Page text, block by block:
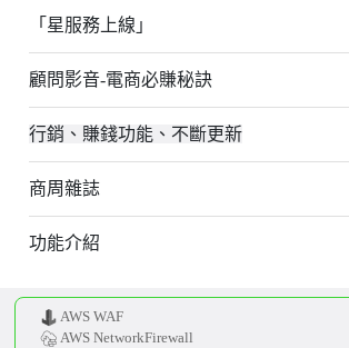
「星服務上線」
顧問影音-電商必賺秘訣
行銷、賺錢功能、不斷更新
商周雜誌
功能介紹
AWS WAF
AWS NetworkFirewall